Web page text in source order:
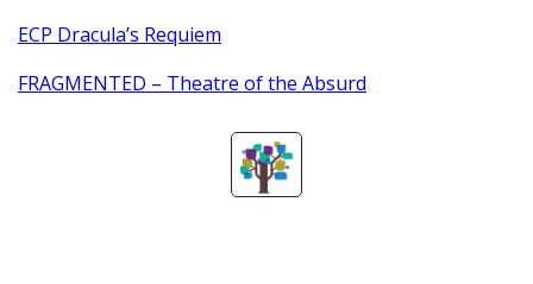
ECP Dracula’s Requiem
FRAGMENTED – Theatre of the Absurd